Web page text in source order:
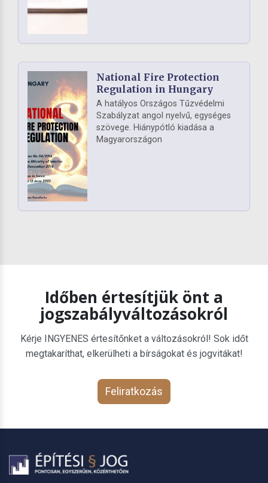
National Fire Protection
Regulation in Hungary
A hatályos Országos Tűzvédelmi
Szabályzat angol nyelvű, egységes
szövege. Hiánypótló kiadása a
Magyarországon
Időben értesítjük önt a
jogszabályváltozásokról
Kérje INGYENES értesítőnket a változásokról! Sok időt
megtakaríthat, elkerülheti a bírságokat és jogvitákat!
Feliratkozás